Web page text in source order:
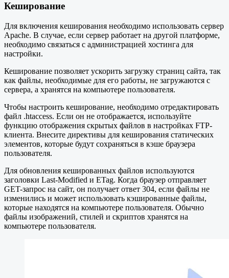
Кеширование
Для включения кеширования необходимо использовать сервер
Apache. В случае, если сервер работает на другой платформе,
необходимо связаться с администрацией хостинга для
настройки.
Кеширование позволяет ускорить загрузку страниц сайта, так
как файлы, необходимые для его работы, не загружаются с
сервера, а хранятся на компьютере пользователя.
Чтобы настроить кеширование, необходимо отредактировать
файл .htaccess. Если он не отображается, используйте
функцию отображения скрытых файлов в настройках FTP-
клиента. Внесите директивы для кеширования статических
элементов, которые будут сохраняться в кэше браузера
пользователя.
Для обновления кешированных файлов используются
заголовки Last-Modified и ETag. Когда браузер отправляет
GET-запрос на сайт, он получает ответ 304, если файлы не
изменились и может использовать кэшированные файлы,
которые находятся на компьютере пользователя. Обычно
файлы изображений, стилей и скриптов хранятся на
компьютере пользователя.